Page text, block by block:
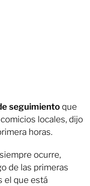
seguimiento que
locales, dijo
horas.
ocurre,
de las primeras
el que está